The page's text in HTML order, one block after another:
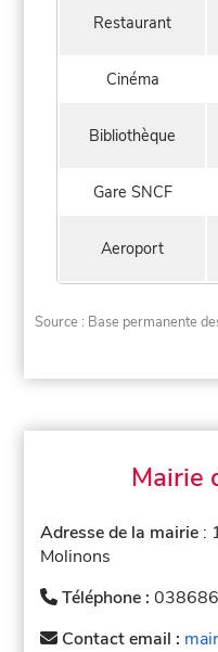
Restaurant
Cinéma
Bibliothèque
Gare SNCF
Aeroport
Source : Base permanente
Mairie
Adresse de la mairie :
Molinons
Téléphone :
Contact email :